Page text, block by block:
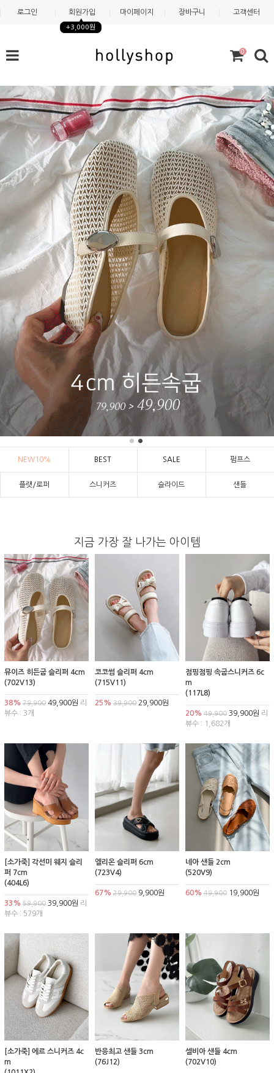
로그인 회원가입
+3,000원
마이페이지 장바구니 고객센터
0
NEW10% BEST SALE 펌프스
플랫/로퍼 스니커즈 슬라이드 샌들
지금 가장 잘 나가는 아이템
뮤이즈 히든굽 슬리퍼 4cm
(702V13)
38% 79,900 49,900원 리
뷰수 : 3개
코코썸 슬리퍼 4cm
(715V11)
25% 39,90029,900원
점핑점핑 속굽스니커즈 6c
m
(117L8)
20% 49,90039,900원 리
뷰수 : 1,682개
[소가죽] 각선미 웨지 슬리
퍼 7cm
(404L6)
33% 59,900 39,900원 리
뷰수 : 579개
엘리온 슬리퍼 6cm
(723V4)
67% 29,9009,900원
네아 샌들 2cm
(520V9)
60% 49,90019,900원
[소가죽] 에르 스니커즈 4c
m
반응최고 샌들 3cm
(76J12)
셀비아 샌들 4cm
(702V10)